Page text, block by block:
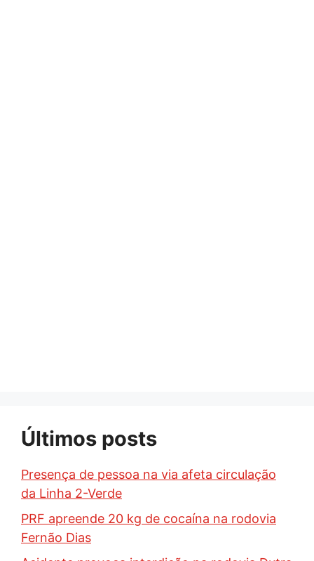
Últimos posts
Presença de pessoa na via afeta circulação
da Linha 2-Verde
PRF apreende 20 kg de cocaína na rodovia
Fernão Dias